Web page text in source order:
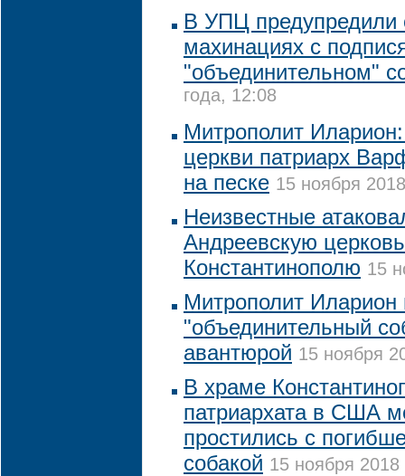
В УПЦ предупредили
махинациях с
"объединительном"
года, 12:08
Митрополит
церкви патриарх
на песке 15 ноября
Неизвестные
Андреевскую
Константинополю 15
Митрополит Иларион
"объединительный
авантюрой 15 ноября
В храме
патриархата в США
простились с
собакой 15 ноября 2018